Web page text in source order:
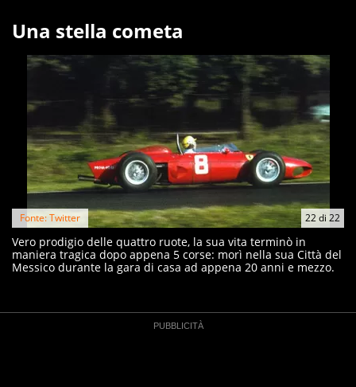
Una stella cometa
22di 22
Fonte: Twitter
Vero prodigio delle quattro ruote, la sua vita terminò in
maniera tragica dopo appena 5 corse: morì nella sua Città del
Messico durante la gara di casa ad appena 20 anni e mezzo.